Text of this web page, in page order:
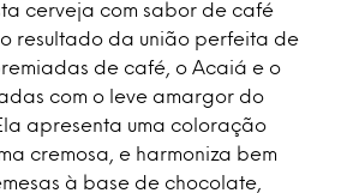
cerveja com sabor de café
resultado da união perfeita de
de café, o Acaiá e o
com o leve amargor do
apresenta uma coloração
cremosa, e harmoniza bem
à base de chocolate,